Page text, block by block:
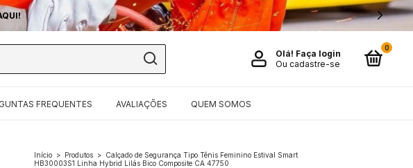
Olá! Faça login
Ou cadastre-se
0
FREQUENTES AVALIAÇÕES QUEM SOMOS
Início > Produtos > Calçado de Segurança Tipo Tênis Feminino Estival Smart
HB30003S1 Linha Hybrid Lilás Bico Composite CA 47750